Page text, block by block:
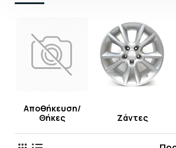
Αποθήκευση/
Θήκες
Ζάντες